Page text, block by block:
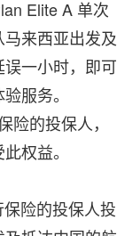
Elite A 单次
来西亚出发及
一小时，即可
服务。
险的投保人，
权益。
险的投保人投